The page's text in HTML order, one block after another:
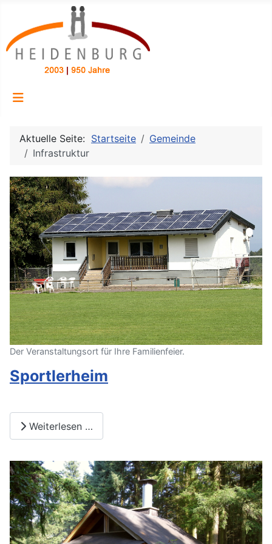
Aktuelle Seite: Startseite
Gemeinde
Infrastruktur
Der Veranstaltungsort für Ihre Familienfeier.
Sportlerheim
Weiterlesen …